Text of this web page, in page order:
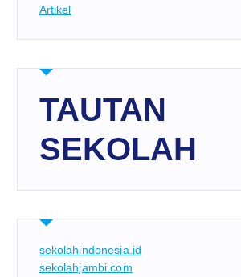
Artikel
TAUTAN
SEKOLAH
sekolahindonesia.id
sekolahjambi.com